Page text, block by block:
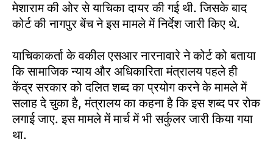
मेशाराम की ओर से याचिका दायर की गई थी. जिसके बाद
कोर्ट की नागपुर बेंच ने इस मामले में निर्देश जारी किए थे.
याचिकाकर्ता के वकील एसआर नारनावारे ने कोर्ट को बताया
कि सामाजिक न्याय और अधिकारिता मंत्रालय पहले ही
केंद्र सरकार को दलित शब्द का प्रयोग करने के मामले में
सलाह दे चुका है, मंत्रालय का कहना है कि इस शब्द पर रोक
लगाई जाए. इस मामले में मार्च में भी सर्कुलर जारी किया गया
था.